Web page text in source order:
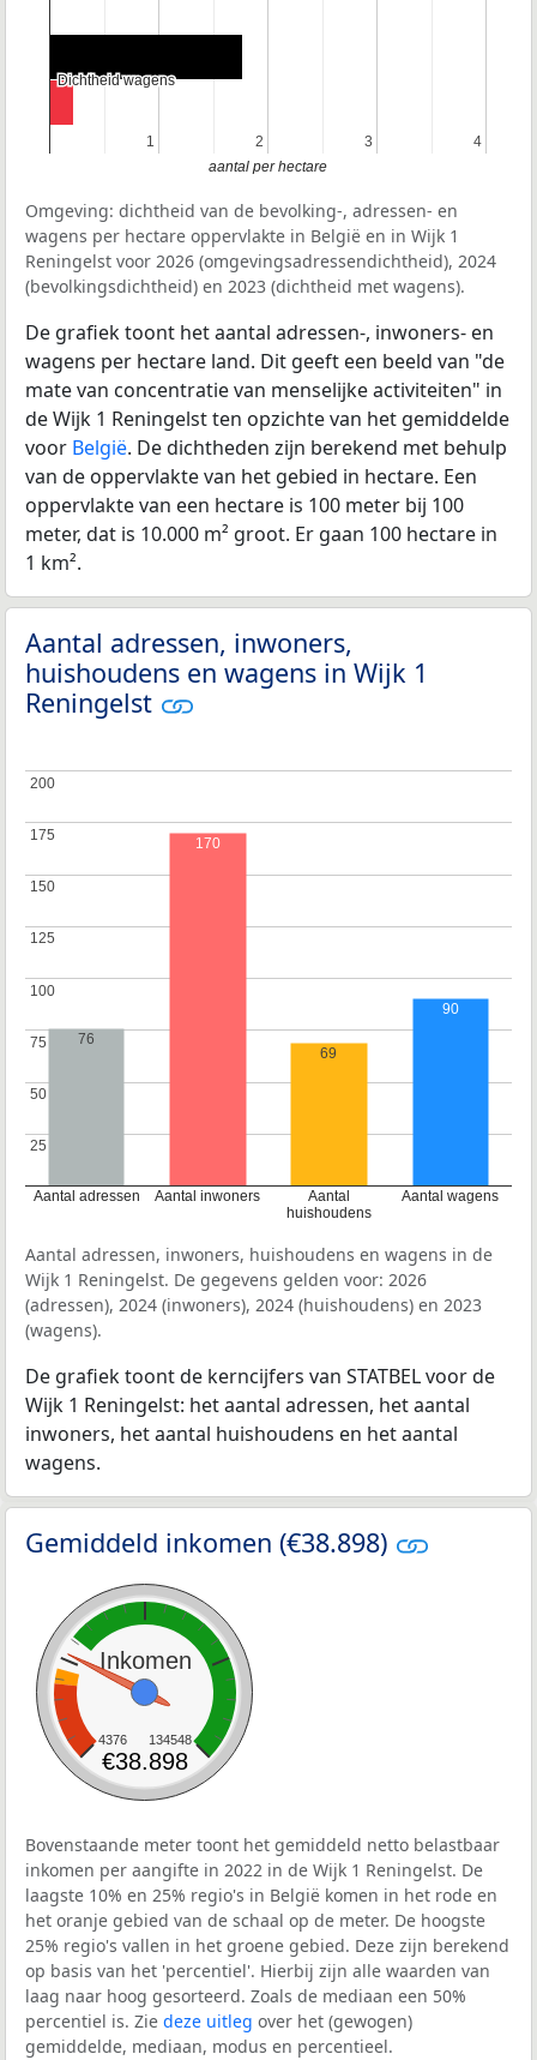
1
1 2
2 3
3 4
4
Dichtheid wagens
Dichtheid wagens
aantal per hectare
Omgeving: dichtheid van de bevolking-, adressen- en
wagens per hectare oppervlakte in België en in Wijk 1
Reningelst voor 2026 (omgevingsadressendichtheid), 2024
(bevolkingsdichtheid) en 2023 (dichtheid met wagens).
De grafiek toont het aantal adressen-, inwoners- en
wagens per hectare land. Dit geeft een beeld van "de
mate van concentratie van menselijke activiteiten" in
de Wijk 1 Reningelst ten opzichte van het gemiddelde
voor België. De dichtheden zijn berekend met behulp
van de oppervlakte van het gebied in hectare. Een
oppervlakte van een hectare is 100 meter bij 100
meter, dat is 10.000 m² groot. Er gaan 100 hectare in
1 km².
Aantal adressen, inwoners,
huishoudens en wagens in Wijk 1
Reningelst
Aantal adressen Aantal inwoners
Aantal
huishoudens
Aantal wagens
25
25
50
50
75
75
100
100
125
125
150
150
175
175
200
200
76
170
69
90
Aantal adressen, inwoners, huishoudens en wagens in de
Wijk 1 Reningelst. De gegevens gelden voor: 2026
(adressen), 2024 (inwoners), 2024 (huishoudens) en 2023
(wagens).
De grafiek toont de kerncijfers van STATBEL voor de
Wijk 1 Reningelst: het aantal adressen, het aantal
inwoners, het aantal huishoudens en het aantal
wagens.
Gemiddeld inkomen (€38.898)
Inkomen
4376 134548
€38.898
Bovenstaande meter toont het gemiddeld netto belastbaar
inkomen per aangifte in 2022 in de Wijk 1 Reningelst. De
laagste 10% en 25% regio's in België komen in het rode en
het oranje gebied van de schaal op de meter. De hoogste
25% regio's vallen in het groene gebied. Deze zijn berekend
op basis van het 'percentiel'. Hierbij zijn alle waarden van
laag naar hoog gesorteerd. Zoals de mediaan een 50%
percentiel is. Zie deze uitleg over het (gewogen)
gemiddelde, mediaan, modus en percentieel.